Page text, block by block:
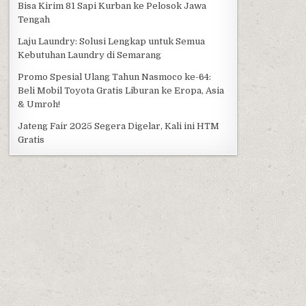
Bisa Kirim 81 Sapi Kurban ke Pelosok Jawa
Tengah
Laju Laundry: Solusi Lengkap untuk Semua
Kebutuhan Laundry di Semarang
Promo Spesial Ulang Tahun Nasmoco ke-64:
Beli Mobil Toyota Gratis Liburan ke Eropa, Asia
& Umroh!
Jateng Fair 2025 Segera Digelar, Kali ini HTM
Gratis